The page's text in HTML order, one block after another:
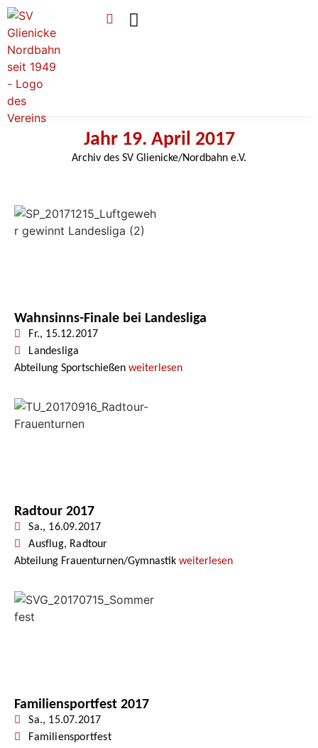
Jahr 19. April 2017
Archiv des SV Glienicke/Nordbahn e.V.
Wahnsinns-Finale bei Landesliga
Fr., 15.12.2017
Landesliga
Abteilung Sportschießen weiterlesen
Radtour 2017
Sa., 16.09.2017
Ausflug, Radtour
Abteilung Frauenturnen/Gymnastik weiterlesen
Familiensportfest 2017
Sa., 15.07.2017
Familiensportfest